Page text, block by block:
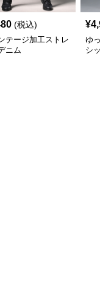
(税込)
テージ加工ストレ
ニム
¥
ゆ
シ